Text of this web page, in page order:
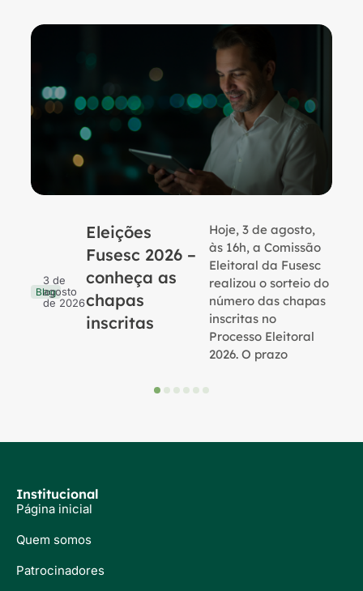
Blog
3 de
agosto
de 2026
Eleições
Fusesc 2026 –
conheça as
chapas
inscritas
Hoje, 3 de agosto,
às 16h, a Comissão
Eleitoral da Fusesc
realizou o sorteio do
número das chapas
inscritas no
Processo Eleitoral
2026. O prazo
Institucional
Página inicial
Quem somos
Patrocinadores